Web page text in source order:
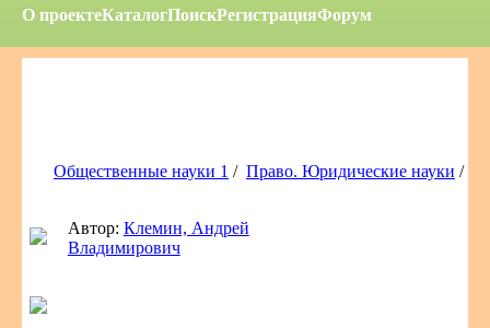
О проектеКаталогПоискРегистрацияФорум
Общественные науки 1 / Право. Юридические науки /
Автор: Клемин, Андрей
Владимирович